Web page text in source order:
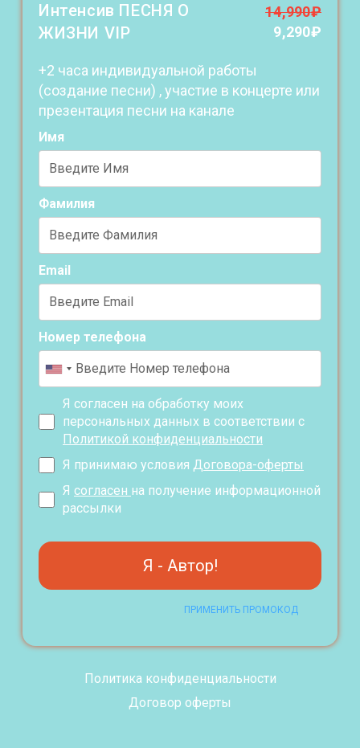
Интенсив ПЕСНЯ О
ЖИЗНИ VIP
14,990₽
9,290₽
+2 часа индивидуальной работы
(создание песни) , участие в концерте или
презентация песни на канале
Имя
Фамилия
Email
Номер телефона
Я согласен на обработку моих
персональных данных в соответствии с
Политикой конфиденциальности
Я принимаю условия Договора-оферты
Я согласен на получение информационной
рассылки
Я - Автор!
ПРИМЕНИТЬ ПРОМОКОД
Политика конфиденциальности
Договор оферты